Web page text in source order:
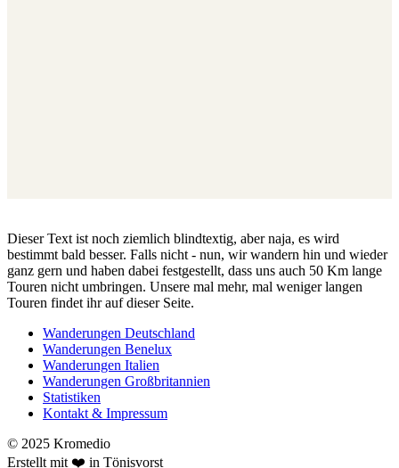
Dieser Text ist noch ziemlich blindtextig, aber naja, es wird
bestimmt bald besser. Falls nicht - nun, wir wandern hin und wieder
ganz gern und haben dabei festgestellt, dass uns auch 50 Km lange
Touren nicht umbringen. Unsere mal mehr, mal weniger langen
Touren findet ihr auf dieser Seite.
Wanderungen Deutschland
Wanderungen Benelux
Wanderungen Italien
Wanderungen Großbritannien
Statistiken
Kontakt & Impressum
© 2025 Kromedio
Erstellt mit ❤️ in Tönisvorst